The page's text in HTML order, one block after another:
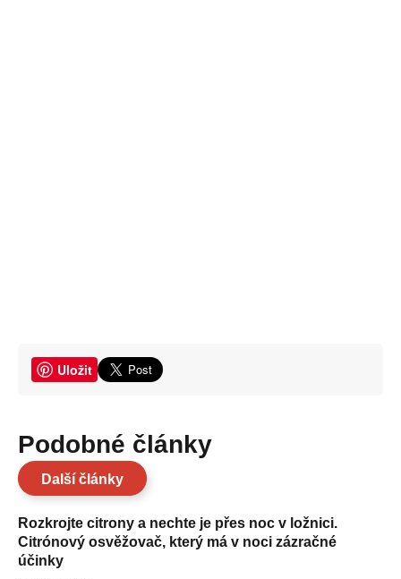
Uložit
Podobné články
Další články
Rozkrojte citrony a nechte je přes noc v ložnici.
Citrónový osvěžovač, který má v noci zázračné
účinky